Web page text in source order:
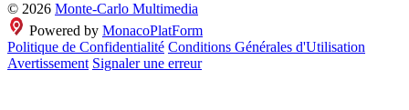
© 2026 Monte-Carlo Multimedia
Powered by MonacoPlatForm
Politique de Confidentialité Conditions Générales d'Utilisation
Avertissement Signaler une erreur